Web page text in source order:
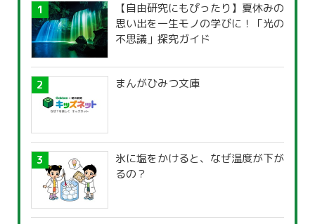
【自由研究にもぴったり】夏休みの
思い出を一生モノの学びに！「光の
不思議」探究ガイド
まんがひみつ文庫
氷に塩をかけると、なぜ温度が下が
るの？